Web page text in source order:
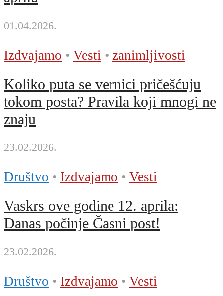
01.04.2026.
Izdvajamo • Vesti • zanimljivosti
Koliko puta se vernici pričešćuju
tokom posta? Pravila koji mnogi ne
znaju
23.02.2026.
Društvo • Izdvajamo • Vesti
Vaskrs ove godine 12. aprila:
Danas počinje Časni post!
23.02.2026.
Društvo • Izdvajamo • Vesti